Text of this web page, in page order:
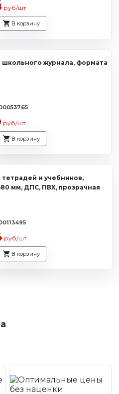
руб/шт
В корзину
журнала, формата
руб/шт
В корзину
и учебников,
мм, ДПС, ПВХ, прозрачная
руб/шт
В корзину